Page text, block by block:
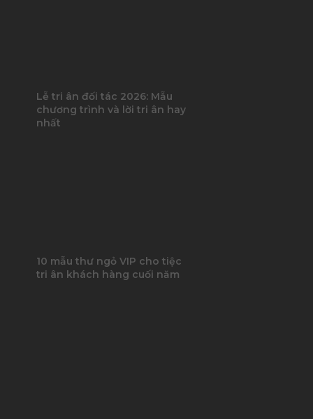
Lễ tri ân đối tác 2026: Mẫu
chương trình và lời tri ân hay
nhất
10 mẫu thư ngỏ VIP cho tiệc
tri ân khách hàng cuối năm